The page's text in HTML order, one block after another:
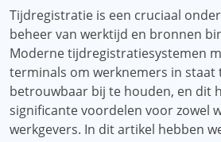
Tijdregistratie is een cruciaal
beheer van werktijd en bronnen
Moderne tijdregistratiesystemen
terminals om werknemers in staat
betrouwbaar bij te houden, en dit
significante voordelen voor zowel
werkgevers. In dit artikel hebben